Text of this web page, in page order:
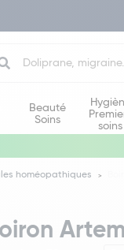
Beauté
Soins
soins
homéopathiques